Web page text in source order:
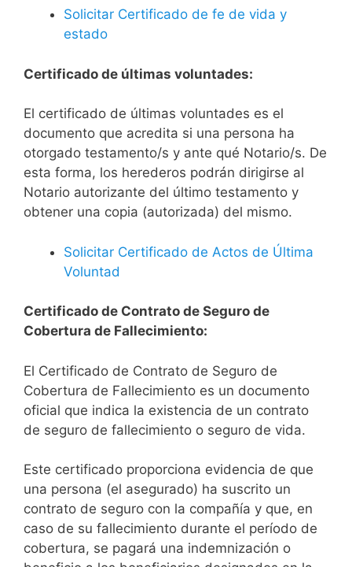
Solicitar Certificado de fe de vida y
estado
Certificado de últimas voluntades:
El certificado de últimas voluntades es el
documento que acredita si una persona ha
otorgado testamento/s y ante qué Notario/s. De
esta forma, los herederos podrán dirigirse al
Notario autorizante del último testamento y
obtener una copia (autorizada) del mismo.
Solicitar Certificado de Actos de Última
Voluntad
Certificado de Contrato de Seguro de
Cobertura de Fallecimiento:
El Certificado de Contrato de Seguro de
Cobertura de Fallecimiento es un documento
oficial que indica la existencia de un contrato
de seguro de fallecimiento o seguro de vida.
Este certificado proporciona evidencia de que
una persona (el asegurado) ha suscrito un
contrato de seguro con la compañía y que, en
caso de su fallecimiento durante el período de
cobertura, se pagará una indemnización o